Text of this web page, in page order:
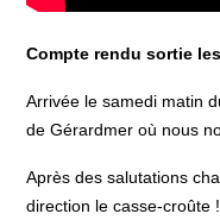
Compte rendu sortie
Arrivée le samedi matin
de Gérardmer où nous
Après des salutations
direction le casse-croûte